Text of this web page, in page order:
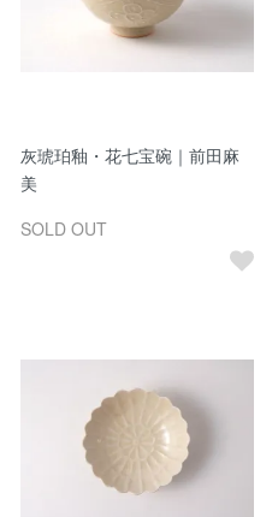
灰琥珀釉・花七宝碗｜前田麻
美
SOLD OUT